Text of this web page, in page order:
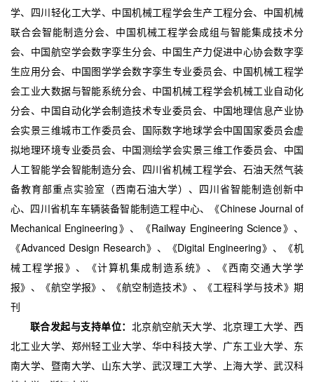
学、四川轻化工大学、中国机械工程学会生产工程分会、中国机械
联合会智能制造分会、中国机械工程学会成组与智能集成技术分
会、中国航空学会数字孪生分会、中国生产力促进中心协会数字孪
生应用分会、中国图学学会数字孪生专业委员会、中国机械工程学
会工业大数据与智能系统分会、中国机械工程学会机械工业自动化
分会、中国自动化学会制造技术专业委员会、中国地理信息产业协
会实景三维城市工作委员会、国际数字地球学会中国国家委员会虚
拟地理环境专业委员会、中国测绘学会实景三维工作委员会、中国
人工智能学会智能制造分会、四川省机械工程学会、石油天然气装
备教育部重点实验室（西南石油大学）、四川省智能制造创新中
心、四川省机车车辆装备智能制造工程中心、《Chinese Journal of
Mechanical Engineering》、《Railway Engineering Science》、
《Advanced Design Research》、《Digital Engineering》、《机
械工程学报》、《计算机集成制造系统》、《西南交通大学学
报》、《航空学报》、《航空制造技术》、《工程科学与技术》期
刊
联合发起与支持单位： 北京航空航天大学、北京理工大学、西
北工业大学、郑州轻工业大学、华中科技大学、广东工业大学、东
南大学、暨南大学、山东大学、武汉理工大学、上海大学、武汉科